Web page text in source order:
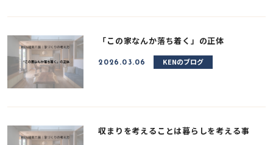
「この家なんか落ち着く」の正体
2026.03.06 KENのブログ
収まりを考えることは暮らしを考える事